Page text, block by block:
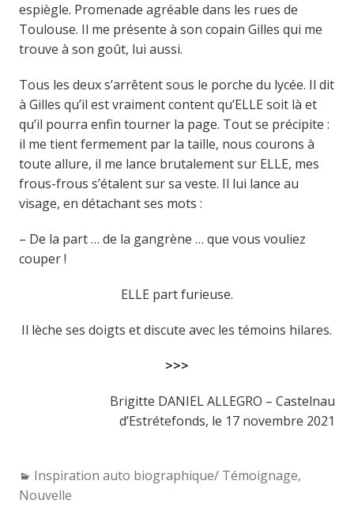
espiègle. Promenade agréable dans les rues de
Toulouse. Il me présente à son copain Gilles qui me
trouve à son goût, lui aussi.
Tous les deux s’arrêtent sous le porche du lycée. Il dit
à Gilles qu’il est vraiment content qu’ELLE soit là et
qu’il pourra enfin tourner la page. Tout se précipite :
il me tient fermement par la taille, nous courons à
toute allure, il me lance brutalement sur ELLE, mes
frous-frous s’étalent sur sa veste. Il lui lance au
visage, en détachant ses mots :
– De la part … de la gangrène … que vous vouliez
couper !
ELLE part furieuse.
Il lèche ses doigts et discute avec les témoins hilares.
>>>
Brigitte DANIEL ALLEGRO – Castelnau
d’Estrétefonds, le 17 novembre 2021
Categories:
Inspiration auto biographique/ Témoignage,
Nouvelle